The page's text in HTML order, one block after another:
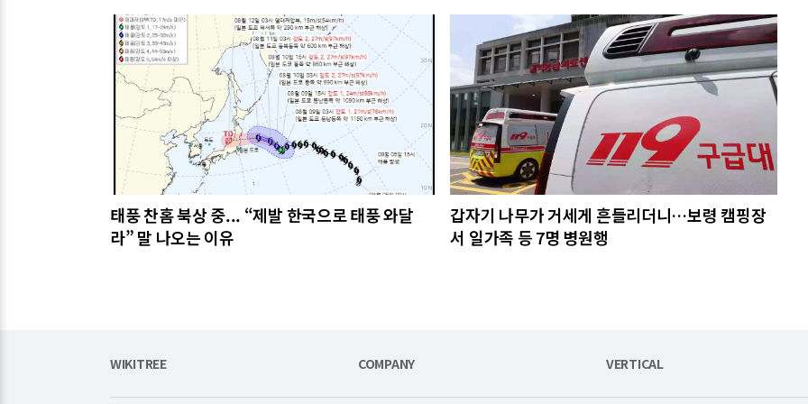
관련기사
태풍 찬홈 북상 중... “제발 한국으로 태풍 와달
라” 말 나오는 이유
갑자기 나무가 거세게 흔들리더니…보령 캠핑장
서 일가족 등 7명 병원행
WIKITREE COMPANY VERTICAL